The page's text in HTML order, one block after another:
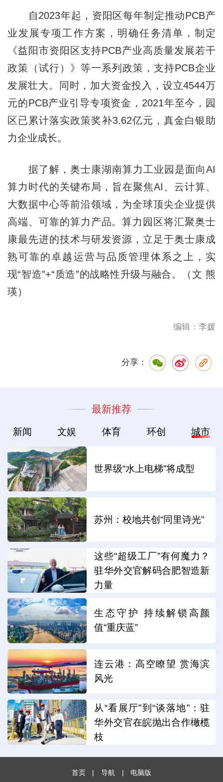
自2023年起，资阳区每年制定推动PCB产
业发展专项工作方案，明确任务清单，制定
《益阳市资阳区支持PCB产业高质量发展若干
政策（试行）》等一系列政策，支持PCB企业
发展壮大。同时，加大资金投入，设立4544万
元的PCB产业引导专项资金，2021年至今，园
区已累计落实政策奖补3.62亿元，真金白银助
力企业成长。
据了解，奥士康湖南算力工业园是面向AI
算力时代的关键布局，旨在聚焦AI、云计算、
大数据中心等前沿领域，为全球顶尖企业提供
高端、可靠的算力产品。算力园区将汇聚奥士
康最先进的技术与研发资源，立足于奥士康成
熟可靠的卓越运营与品 质管理体系之上，实
现“智造”+“质造”的战略性升级与融合。（文 熊
瑛）
编辑：李媛
分享：
最新推荐
新闻 文娱 体育 环创 城市
世界级“水上电梯”将成型
苏州：校地共创“同里诗光”
这些“超级工厂”有何魔力？
驻华外交官解码合肥智造新
力量
生态守护 持续解锁高颜
值“重庆蓝”
连云港：高空瞭望 赏海滨
风光
从“看展厅”到“谈落地”：驻
华外交官在皖抛出合作橄榄
枝
首页 | 导航 | 电脑版